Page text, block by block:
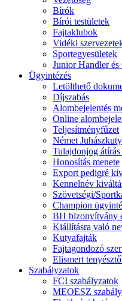
Bírók
Bírói testületek
Fajtaklubok
Vidéki
Sportegyesületek
Junior Handler
Ügyintézés
Letölthető
Díjszabás
Alombejelentés
Online
Teljesítményfűzet
Német
Tulajdonjog átírás
Honosítás menete
Export pedigré
Kennelnév
Szövetségi/
Champion
BH bizonyítvány
Kiállításra való
Kutyafajták
Fajtagondozó
Elismert
Szabályzatok
FCI szabályzatok
MEOESZ